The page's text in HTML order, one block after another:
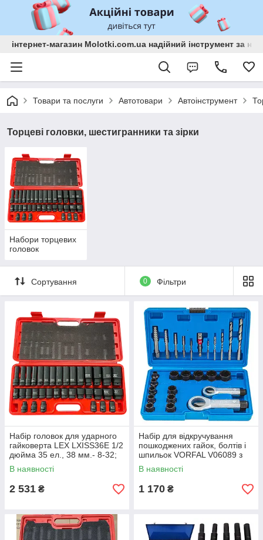
інтернет-магазин Molotki.com.ua надійний інструмент за
Товари та послуги Автотовари Автоінструмент
Торцеві головки, шестигранники та зірки
Набори торцевих
головок
Сортування 0 Фільтри
Набір головок для ударного
гайковерта LEX LXISS36E 1/2
дюйма 35 ел., 38 мм.- 8-32;
78 мм.- 10-32
В наявності
2 531 ₴
Набір для відкручування
пошкоджених гайок, болтів і
шпильок VORFAL V06089 з
гайколомами та
екстракторами, 26 предметів
В наявності
1 170 ₴